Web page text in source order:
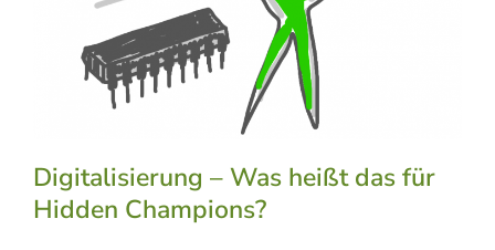
Digitalisierung – Was heißt das für
Hidden Champions?